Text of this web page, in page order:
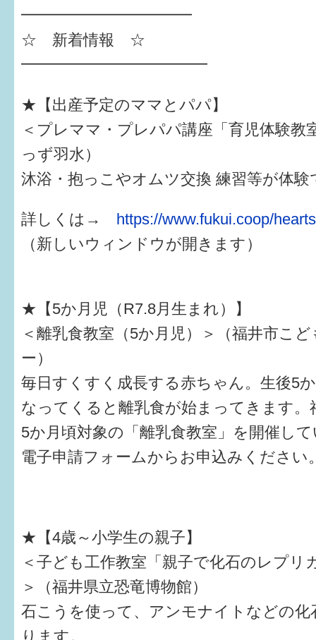
━━━━━━━━━━━
☆ 新着情報 ☆
━━━━━━━━━━━━
★【出産予定のママとパパ】
＜プレママ・プレパパ講座「育児体験教
っず羽水）
沐浴・抱っこやオムツ交換 練習等が体験
詳しくは→ https://www.fukui.coop/
（新しいウィンドウが開きます）
★【5か月児（R7.8月生まれ）】
＜離乳食教室（5か月児）＞（福井市こ
ー）
毎日すくすく成長する赤ちゃん。生後5
なってくると離乳食が始まってきます。
5か月頃対象の「離乳食教室」を開催し
電子申請フォームからお申込みください
★【4歳～小学生の親子】
＜子ども工作教室「親子で化石のレプリ
＞（福井県立恐竜博物館）
石こうを使って、アンモナイトなどの化
ります。
すまいるサポート行事案内